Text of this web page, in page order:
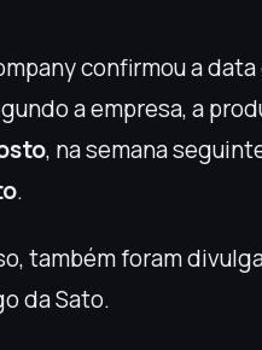
confirmou a
a empresa, a
, na semana
.
também foram
da Sato.